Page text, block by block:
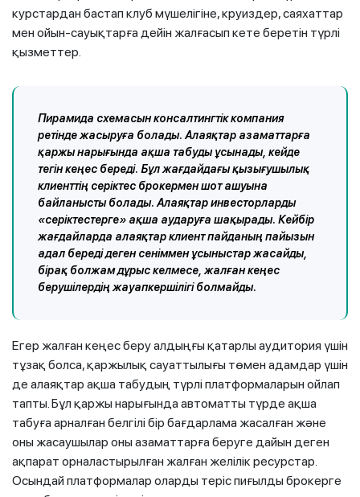
курстардан бастап клуб мүшелігіне, круиздер, саяхаттар
мен ойын-сауықтарға дейін жалғасып кете беретін түрлі
қызметтер.
Пирамида схемасын консалтингтік компания
ретінде жасыруға болады. Алаяқтар азаматтарға
қаржы нарығында ақша табуды ұсынады, кейде
тегін кеңес береді. Бұл жағдайдағы қызығушылық
клиенттің серіктес брокермен шот ашуына
байланысты болады. Алаяқтар инвесторларды
«серіктестерге» ақша аударуға шақырады. Кейбір
жағдайларда алаяқтар клиент пайданың пайызын
адал береді деген сеніммен ұсыныстар жасайды,
бірақ болжам дұрыс келмесе, жалған кеңес
берушілердің жауапкершілігі болмайды.
Егер жалған кеңес беру алдыңғы қатарлы аудитория үшін
тұзақ болса, қаржылық сауаттылығы төмен адамдар үшін
де алаяқтар ақша табудың түрлі платформаларын ойлап
тапты. Бұл қаржы нарығында автоматты түрде ақша
табуға арналған белгілі бір бағдарлама жасалған және
оны жасаушылар оны азаматтарға беруге дайын деген
ақпарат орналастырылған жалған желілік ресурстар.
Осындай платформалар оларды теріс пиғылды брокерге